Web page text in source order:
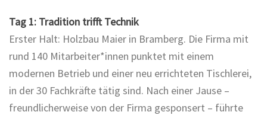
Tag 1: Tradition trifft Technik
Erster Halt: Holzbau Maier in Bramberg. Die Firma mit
rund 140 Mitarbeiter*innen punktet mit einem
modernen Betrieb und einer neu errichteten Tischlerei,
in der 30 Fachkräfte tätig sind. Nach einer Jause –
freundlicherweise von der Firma gesponsert – führte